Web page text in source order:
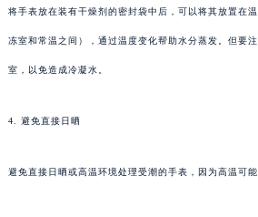
将手表放在装有干燥剂的密封袋中后，可以将其放置在
冻室和常温之间），通过温度变化帮助水分蒸发。但要
室，以免造成冷凝水。
4. 避免直接日晒
避免直接日晒或高温环境处理受潮的手表，因为高温可能